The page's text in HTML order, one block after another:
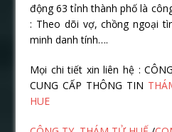
động 63 tỉnh thành phố là
: Theo dõi vợ, chồng ngoại
minh danh tính….
Mọi chi tiết xin liên hệ :
CUNG CẤP THÔNG TIN
HUE